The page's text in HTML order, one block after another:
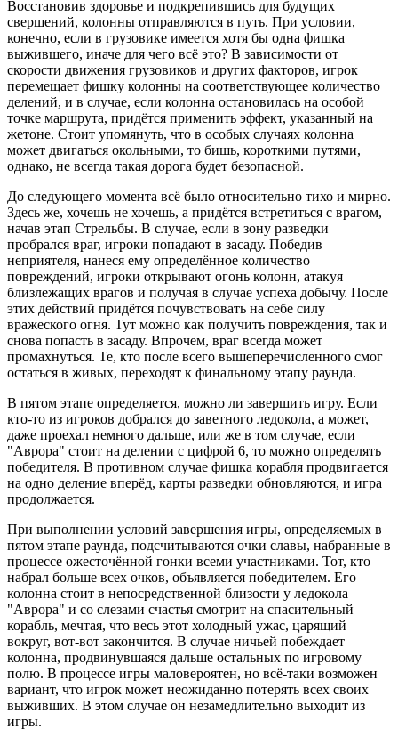
Восстановив здоровье и подкрепившись для будущих
свершений, колонны отправляются в путь. При условии,
конечно, если в грузовике имеется хотя бы одна фишка
выжившего, иначе для чего всё это? В зависимости от
скорости движения грузовиков и других факторов, игрок
перемещает фишку колонны на соответствующее количество
делений, и в случае, если колонна остановилась на особой
точке маршрута, придётся применить эффект, указанный на
жетоне. Стоит упомянуть, что в особых случаях колонна
может двигаться окольными, то бишь, короткими путями,
однако, не всегда такая дорога будет безопасной.
До следующего момента всё было относительно тихо и мирно.
Здесь же, хочешь не хочешь, а придётся встретиться с врагом,
начав этап Стрельбы. В случае, если в зону разведки
пробрался враг, игроки попадают в засаду. Победив
неприятеля, нанеся ему определённое количество
повреждений, игроки открывают огонь колонн, атакуя
близлежащих врагов и получая в случае успеха добычу. После
этих действий придётся почувствовать на себе силу
вражеского огня. Тут можно как получить повреждения, так и
снова попасть в засаду. Впрочем, враг всегда может
промахнуться. Те, кто после всего вышеперечисленного смог
остаться в живых, переходят к финальному этапу раунда.
В пятом этапе определяется, можно ли завершить игру. Если
кто-то из игроков добрался до заветного ледокола, а может,
даже проехал немного дальше, или же в том случае, если
"Аврора" стоит на делении с цифрой 6, то можно определять
победителя. В противном случае фишка корабля продвигается
на одно деление вперёд, карты разведки обновляются, и игра
продолжается.
При выполнении условий завершения игры, определяемых в
пятом этапе раунда, подсчитываются очки славы, набранные в
процессе ожесточённой гонки всеми участниками. Тот, кто
набрал больше всех очков, объявляется победителем. Его
колонна стоит в непосредственной близости у ледокола
"Аврора" и со слезами счастья смотрит на спасительный
корабль, мечтая, что весь этот холодный ужас, царящий
вокруг, вот-вот закончится. В случае ничьей побеждает
колонна, продвинувшаяся дальше остальных по игровому
полю. В процессе игры маловероятен, но всё-таки возможен
вариант, что игрок может неожиданно потерять всех своих
выживших. В этом случае он незамедлительно выходит из
игры.